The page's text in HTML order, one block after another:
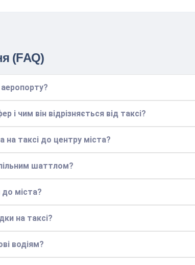
(FAQ)
аеропорту?
і чим він відрізняється від таксі?
на таксі до центру міста?
шаттлом?
міста?
на таксі?
водіям?